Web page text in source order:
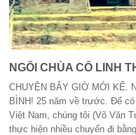
NGÔI CHÙA CỔ LINH
CHUYỆN BÂY GIỜ MỚI KỂ.
BÌNH! 25 năm về trước. Để
Việt Nam, chúng tôi (Võ Văn
thực hiện nhiều chuyến đi